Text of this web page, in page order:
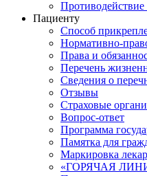
Пациенту
Способ
Нормативно-
Права и
Перечень
Сведения о
Отзывы
Страховые
Вопрос-ответ
Программа
Памятка для
Маркировка
«ГОРЯЧАЯ